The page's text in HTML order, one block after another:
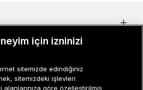
için izninizi
sitemizde edindiğiniz
sitemizdeki işlevleri
göre özelleştirilmiş